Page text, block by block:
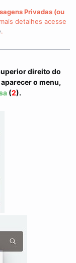
Privadas (ou
detalhes acesse
.
direito do
o menu,
(2).​